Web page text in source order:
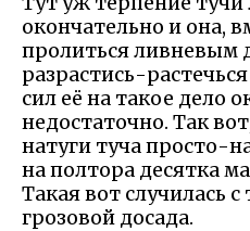
окончательно и она,
пролиться ливневым
разрастись-
сил её на такое дело
недостаточно. Так
натуги туча просто-
на полтора десятка
Такая вот случилась
грозовой досада.